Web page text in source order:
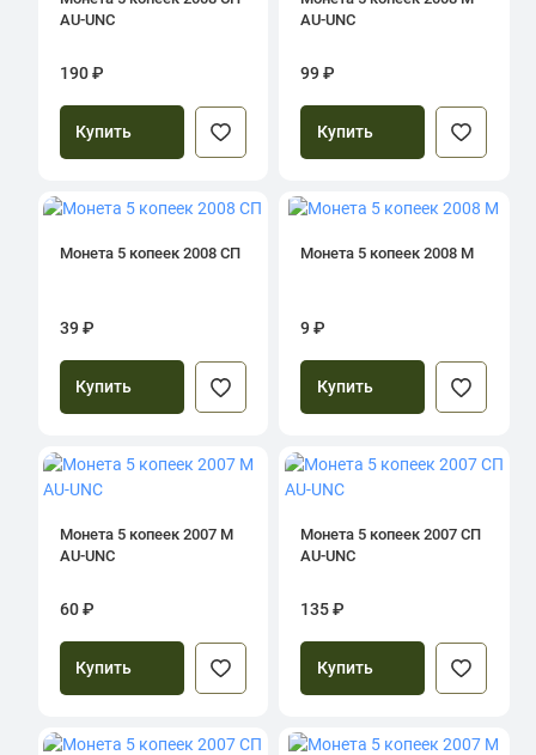
AU-UNC
190 ₽
Купить
AU-UNC
99 ₽
Купить
Монета 5 копеек 2008 СП
39 ₽
Купить
Монета 5 копеек 2008 М
9 ₽
Купить
Монета 5 копеек 2007 М
AU-UNC
60 ₽
Купить
Монета 5 копеек 2007 СП
AU-UNC
135 ₽
Купить